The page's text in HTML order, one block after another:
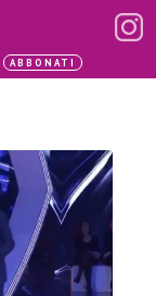
ABBONATI